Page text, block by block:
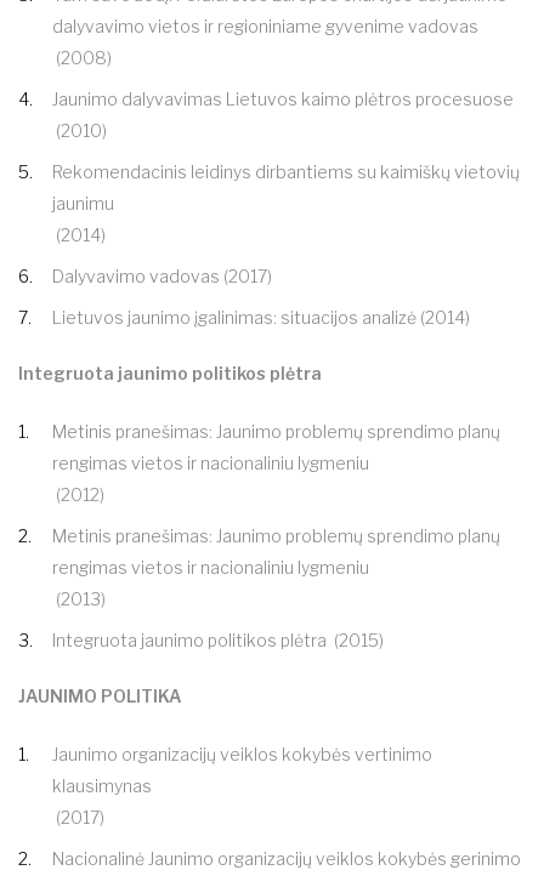
dalyvavimo vietos ir regioniniame gyvenime vadovas
(2008)
Jaunimo dalyvavimas Lietuvos kaimo plėtros procesuose
(2010)
Rekomendacinis leidinys dirbantiems su kaimiškų vietovių
jaunimu
(2014)
Dalyvavimo vadovas (2017)
Lietuvos jaunimo įgalinimas: situacijos analizė (2014)
Integruota jaunimo politikos plėtra
Metinis pranešimas: Jaunimo problemų sprendimo planų
rengimas vietos ir nacionaliniu lygmeniu
(2012)
Metinis pranešimas: Jaunimo problemų sprendimo planų
rengimas vietos ir nacionaliniu lygmeniu
(2013)
Integruota jaunimo politikos plėtra (2015)
JAUNIMO POLITIKA
Jaunimo organizacijų veiklos kokybės vertinimo
klausimynas
(2017)
Nacionalinė Jaunimo organizacijų veiklos kokybės gerinimo